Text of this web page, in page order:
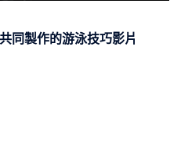
同製作的游泳技巧影片